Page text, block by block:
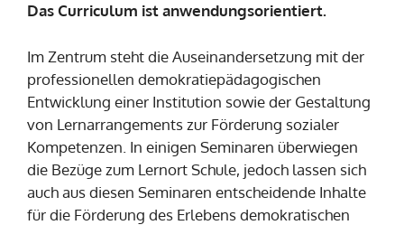
Das Curriculum ist anwendungsorientiert.
Im Zentrum steht die Auseinandersetzung mit der
professionellen demokratiepädagogischen
Entwicklung einer Institution sowie der Gestaltung
von Lernarrangements zur Förderung sozialer
Kompetenzen. In einigen Seminaren überwiegen
die Bezüge zum Lernort Schule, jedoch lassen sich
auch aus diesen Seminaren entscheidende Inhalte
für die Förderung des Erlebens demokratischen